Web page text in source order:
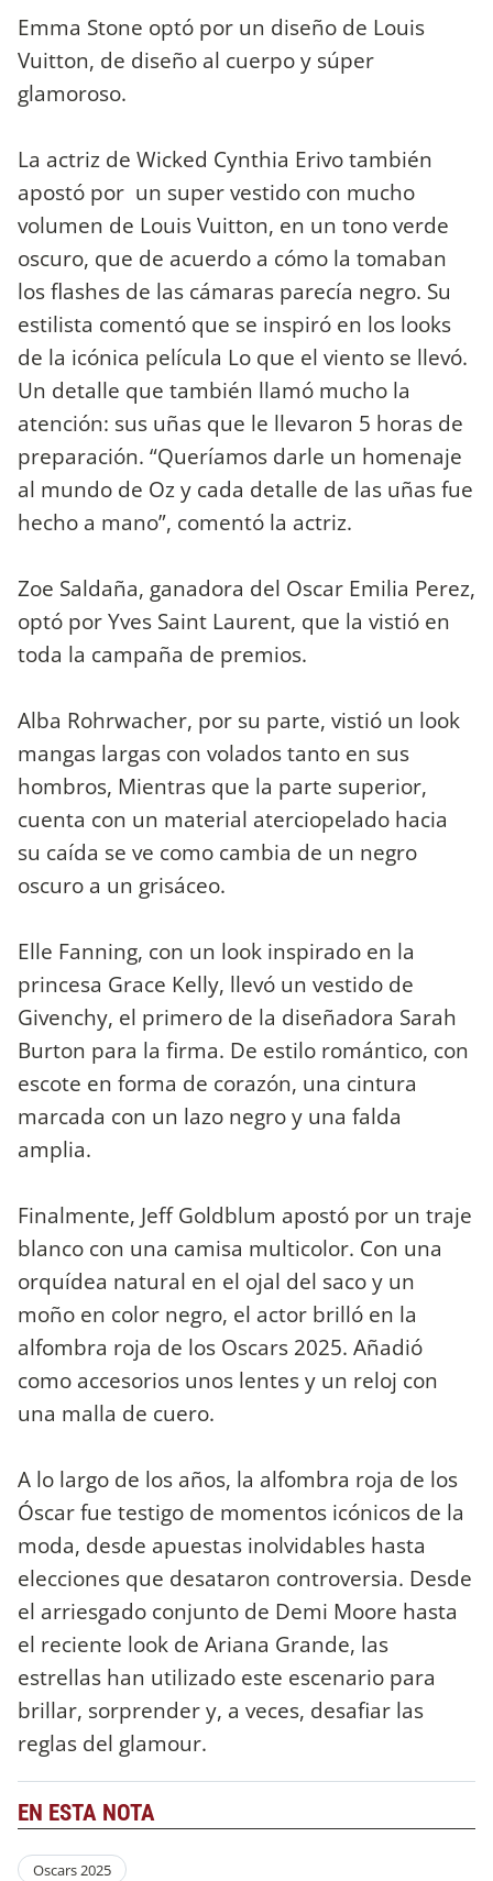
Emma Stone optó por un diseño de Louis
Vuitton, de diseño al cuerpo y súper
glamoroso.
La actriz de Wicked Cynthia Erivo también
apostó por un super vestido con mucho
volumen de Louis Vuitton, en un tono verde
oscuro, que de acuerdo a cómo la tomaban
los flashes de las cámaras parecía negro. Su
estilista comentó que se inspiró en los looks
de la icónica película Lo que el viento se llevó.
Un detalle que también llamó mucho la
atención: sus uñas que le llevaron 5 horas de
preparación. “Queríamos darle un homenaje
al mundo de Oz y cada detalle de las uñas fue
hecho a mano”, comentó la actriz.
Zoe Saldaña, ganadora del Oscar Emilia Perez,
optó por Yves Saint Laurent, que la vistió en
toda la campaña de premios.
Alba Rohrwacher, por su parte, vistió un look
mangas largas con volados tanto en sus
hombros, Mientras que la parte superior,
cuenta con un material aterciopelado hacia
su caída se ve como cambia de un negro
oscuro a un grisáceo.
Elle Fanning, con un look inspirado en la
princesa Grace Kelly, llevó un vestido de
Givenchy, el primero de la diseñadora Sarah
Burton para la firma. De estilo romántico, con
escote en forma de corazón, una cintura
marcada con un lazo negro y una falda
amplia.
Finalmente, Jeff Goldblum apostó por un traje
blanco con una camisa multicolor. Con una
orquídea natural en el ojal del saco y un
moño en color negro, el actor brilló en la
alfombra roja de los Oscars 2025. Añadió
como accesorios unos lentes y un reloj con
una malla de cuero.
A lo largo de los años, la alfombra roja de los
Óscar fue testigo de momentos icónicos de la
moda, desde apuestas inolvidables hasta
elecciones que desataron controversia. Desde
el arriesgado conjunto de Demi Moore hasta
el reciente look de Ariana Grande, las
estrellas han utilizado este escenario para
brillar, sorprender y, a veces, desafiar las
reglas del glamour.
EN ESTA NOTA
Oscars 2025